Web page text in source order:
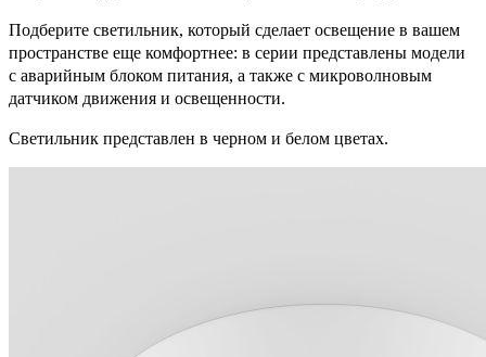
Подберите светильник, который сделает освещение в вашем
пространстве еще комфортнее: в серии представлены модели
с аварийным блоком питания, а также с микроволновым
датчиком движения и освещенности.
Светильник представлен в черном и белом цветах.